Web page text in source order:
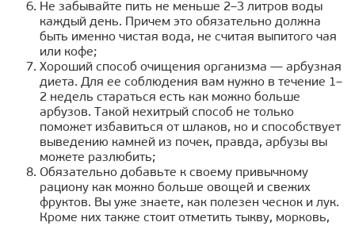
Не забывайте пить не меньше 2–3 литров воды
каждый день. Причем это обязательно должна
быть именно чистая вода, не считая выпитого чая
или кофе;
Хороший способ очищения организма — арбузная
диета. Для ее соблюдения вам нужно в течение 1–
2 недель стараться есть как можно больше
арбузов. Такой нехитрый способ не только
поможет избавиться от шлаков, но и способствует
выведению камней из почек, правда, арбузы вы
можете разлюбить;
Обязательно добавьте к своему привычному
рациону как можно больше овощей и свежих
фруктов. Вы уже знаете, как полезен чеснок и лук.
Кроме них также стоит отметить тыкву, морковь,